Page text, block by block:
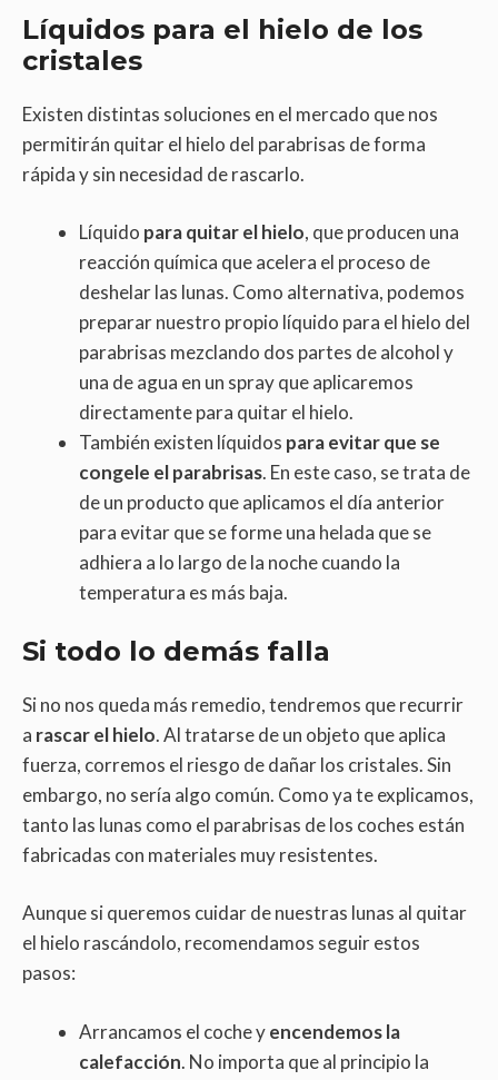
Líquidos para el hielo de los
cristales
Existen distintas soluciones en el mercado que nos
permitirán quitar el hielo del parabrisas de forma
rápida y sin necesidad de rascarlo.
Líquido para quitar el hielo, que producen una
reacción química que acelera el proceso de
deshelar las lunas. Como alternativa, podemos
preparar nuestro propio líquido para el hielo del
parabrisas mezclando dos partes de alcohol y
una de agua en un spray que aplicaremos
directamente para quitar el hielo.
También existen líquidos para evitar que se
congele el parabrisas. En este caso, se trata de
de un producto que aplicamos el día anterior
para evitar que se forme una helada que se
adhiera a lo largo de la noche cuando la
temperatura es más baja.
Si todo lo demás falla
Si no nos queda más remedio, tendremos que recurrir
a rascar el hielo. Al tratarse de un objeto que aplica
fuerza, corremos el riesgo de dañar los cristales. Sin
embargo, no sería algo común. Como ya te explicamos,
tanto las lunas como el parabrisas de los coches están
fabricadas con materiales muy resistentes.
Aunque si queremos cuidar de nuestras lunas al quitar
el hielo rascándolo, recomendamos seguir estos
pasos:
Arrancamos el coche yencendemos la
calefacción. No importa que al principio la